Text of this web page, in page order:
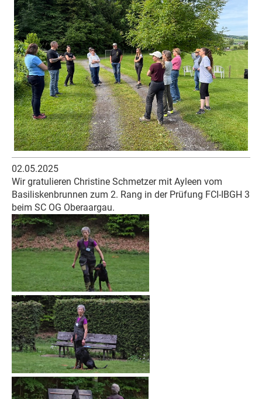
02.05.2025
Wir gratulieren Christine Schmetzer mit Ayleen vom
Basiliskenbrunnen zum 2. Rang in der Prüfung FCI-IBGH 3
beim SC OG Oberaargau.